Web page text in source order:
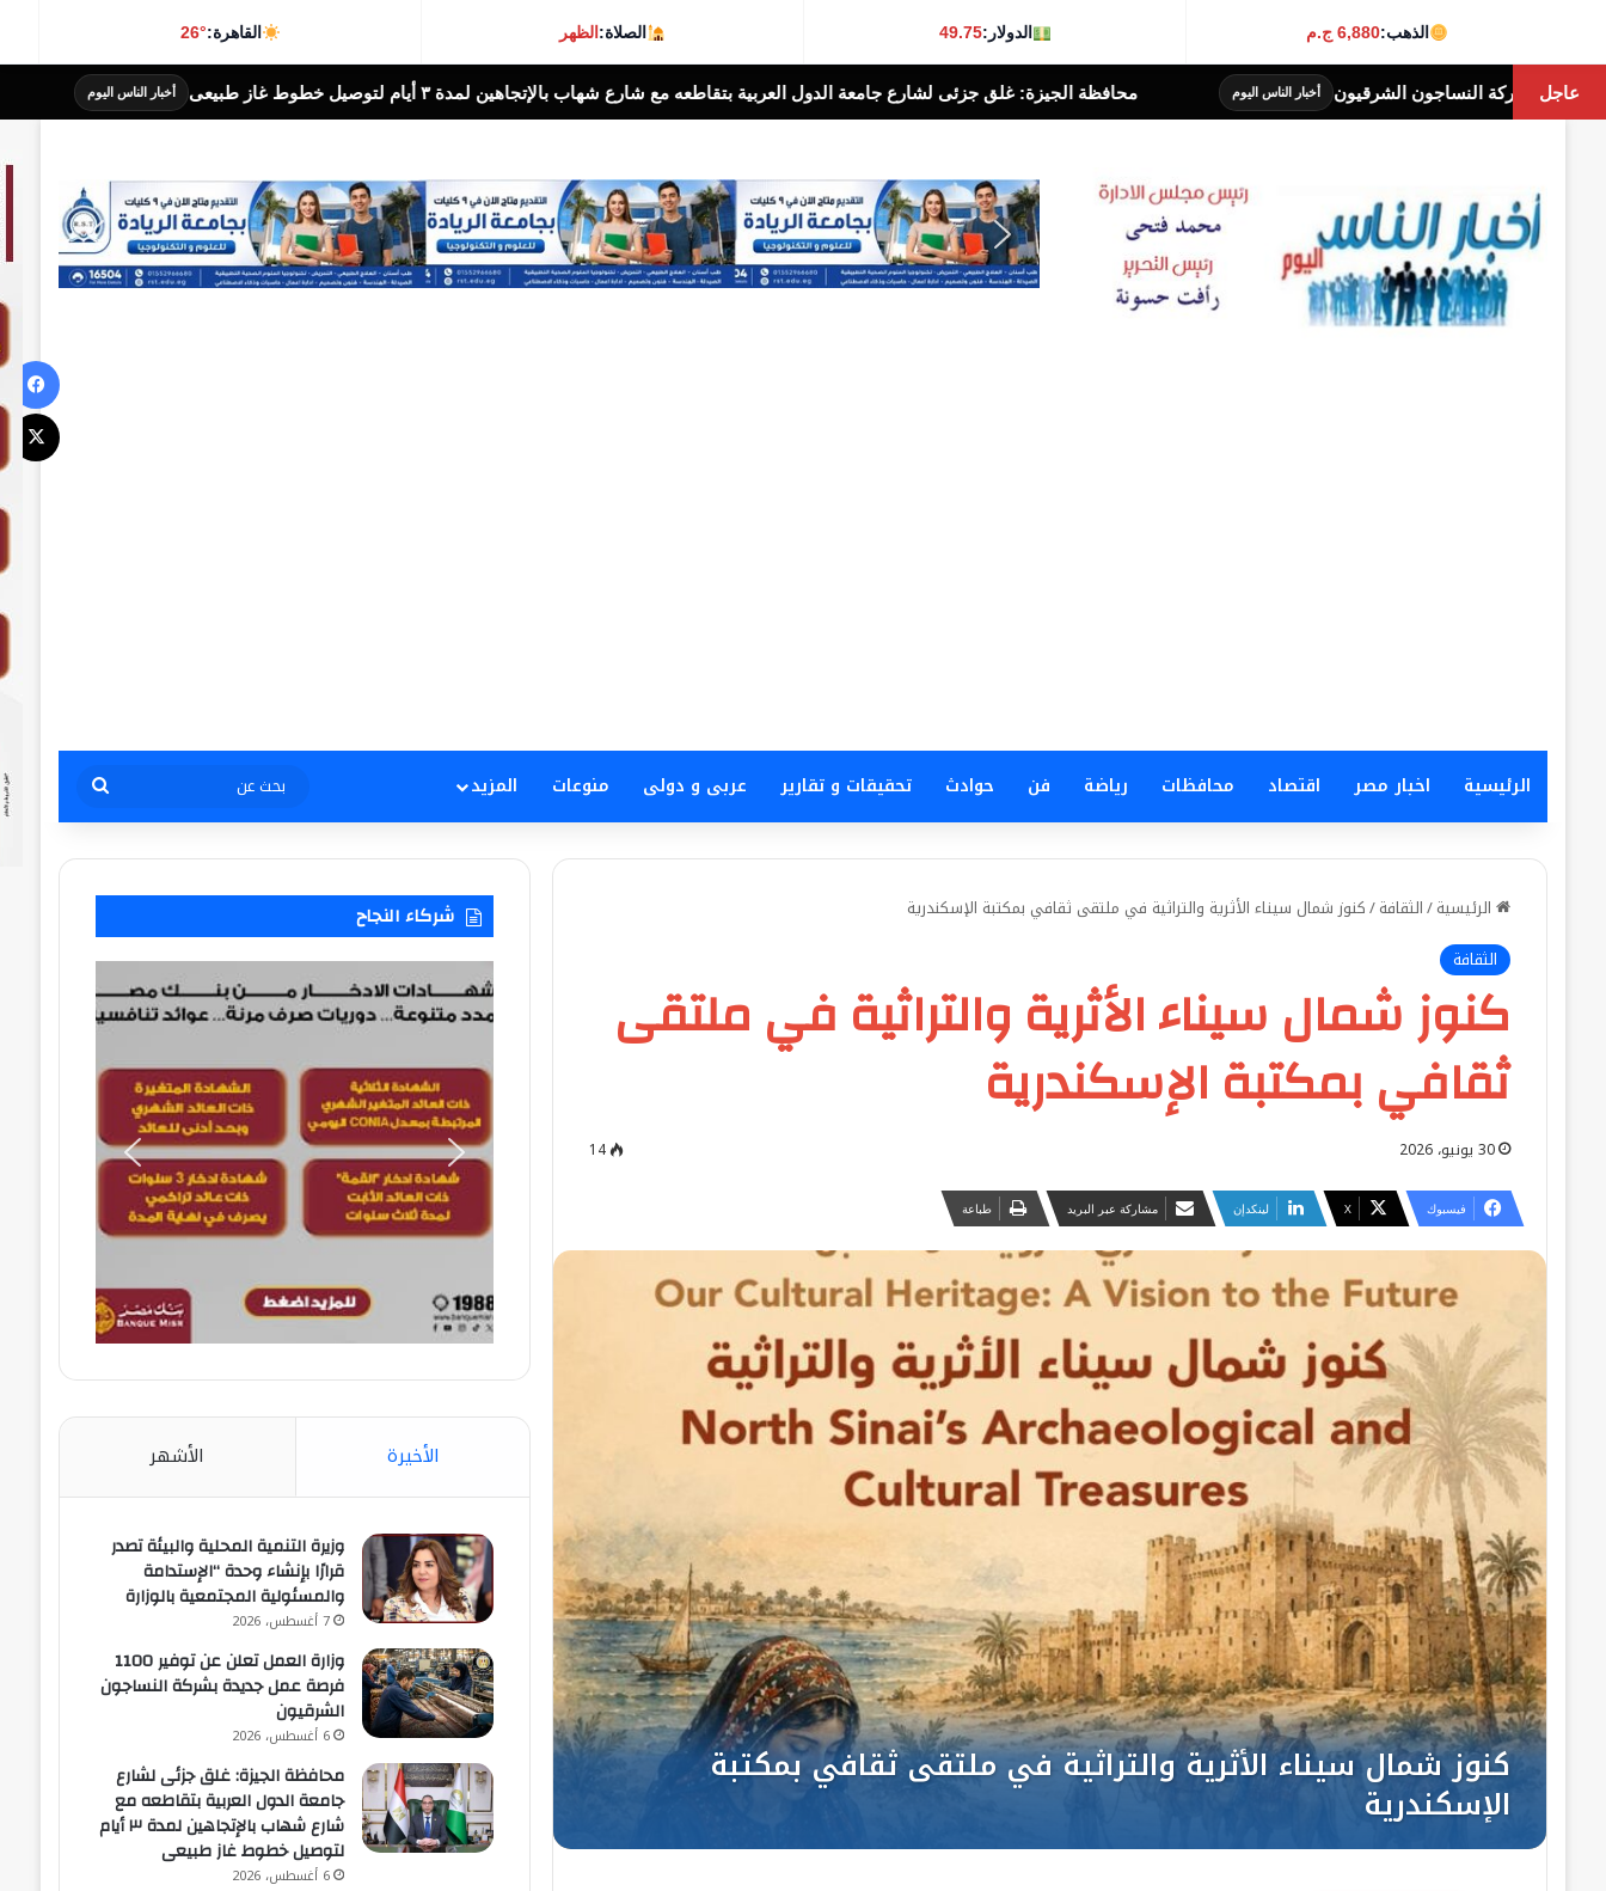
الذهب:6,880 ج.م الدولار:49.75 الصلاة:الظهر القاهرة:26°
عاجل أخبار الناس اليوم محافظة الجيزة: غلق جزئى لشارع جامعة الدول العربية بتقاطعه مع شارع شهاب بالإتجاهين لمدة ٣ أيام لتوصيل خطوط غاز طبيعى أخبار الناس اليوم محافظة الجيزة: غلق كلي
الرئيسية اخبار مصر اقتصاد محافظات رياضة فن حوادث تحقيقات و تقارير عربى و دولى منوعات المزيد
بحث
عن
الرئيسية/الثقافة/كنوز شمال سيناء الأثرية والتراثية في ملتقى ثقافي بمكتبة الإسكندرية
الثقافة
كنوز شمال سيناء الأثرية والتراثية في ملتقى
ثقافي بمكتبة الإسكندرية
30 يونيو، 2026 14
فيسبوك ‫X لينكدإن مشاركة عبر البريد طباعة
شركاء النجاح
الأخيرة الأشهر
وزيرة التنمية المحلية والبيئة تصدر
قرارًا بإنشاء وحدة “الإستدامة
والمسئولية المجتمعية بالوزارة
7 أغسطس، 2026
وزارة العمل تعلن عن توفير 1100
فرصة عمل جديدة بشركة النساجون
الشرقيون
6 أغسطس، 2026
محافظة الجيزة: غلق جزئى لشارع
جامعة الدول العربية بتقاطعه مع
شارع شهاب بالإتجاهين لمدة ٣ أيام
لتوصيل خطوط غاز طبيعى
6 أغسطس، 2026
‫X